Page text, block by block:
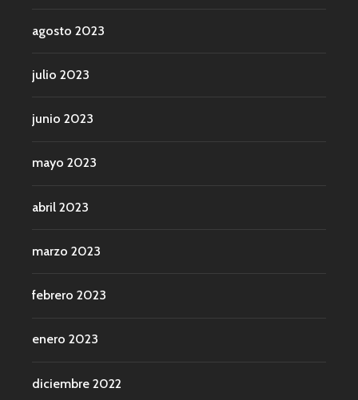
agosto 2023
julio 2023
junio 2023
mayo 2023
abril 2023
marzo 2023
febrero 2023
enero 2023
diciembre 2022